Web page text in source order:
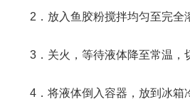
2．放入鱼胶粉搅拌均匀至完全
3．关火，等待液体降至常温，
4．将液体倒入容器，放到冰箱